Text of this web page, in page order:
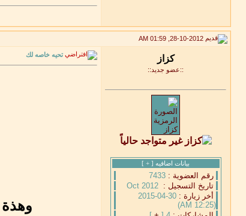
::عضو جديد::
بيانات اضافيه [ +
]
رقم العضوية : 7433
تاريخ التسجيل :Oct 2012
أخر زيارة :
30-04-2015
(12:25 AM)
تحيه خاصه لك